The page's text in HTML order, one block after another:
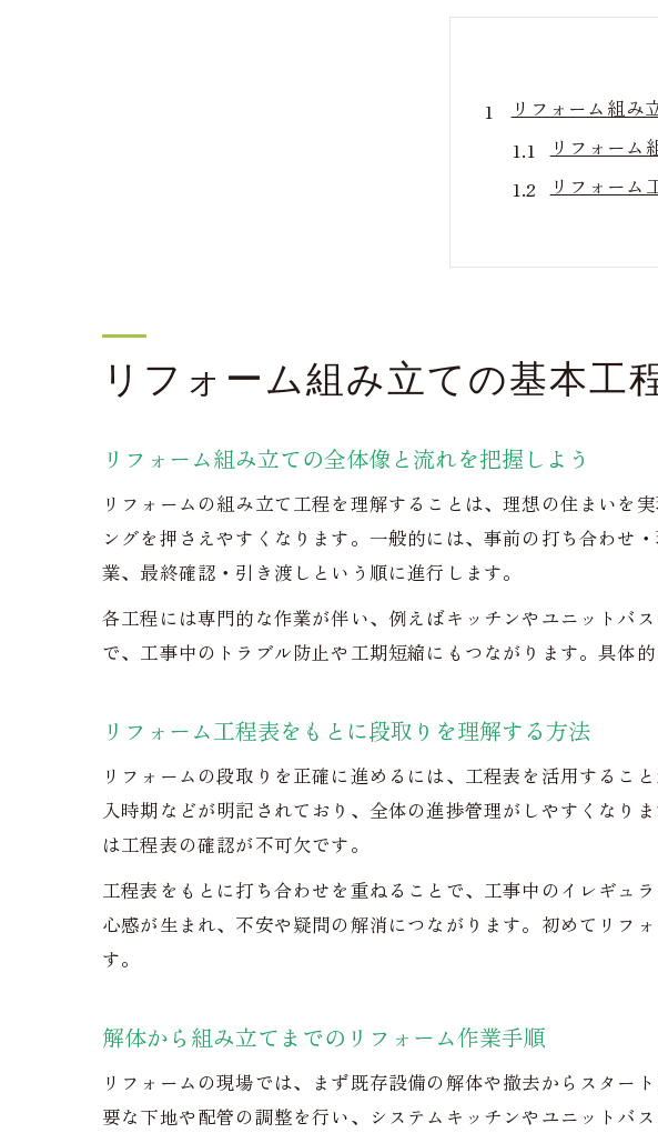
リフォーム組み
リフォーム
リフォーム
解体から
リノベーシ
キッチンリ
リフォーム
組み立て工
キッチンリ
リフォーム
組み立てリ
施工スケジ
部屋数を増
ユニットバスの
リフォーム
組み立て説
増築リフォーム
増築リフォ
おしゃれな
リフォーム組み立ての基本工
リフォーム組み立ての全体像と流れを把握しよう
リフォームの組み立て工程を理解することは、理想の住まいを
ングを押さえやすくなります。一般的には、事前の打ち合わせ
業、最終確認・引き渡しという順に進行します。
各工程には専門的な作業が伴い、例えばキッチンやユニットバ
で、工事中のトラブル防止や工期短縮にもつながります。具体
リフォーム工程表をもとに段取りを理解する方法
リフォームの段取りを正確に進めるには、工程表を活用するこ
入時期などが明記されており、全体の進捗管理がしやすくなり
は工程表の確認が不可欠です。
工程表をもとに打ち合わせを重ねることで、工事中のイレギュ
心感が生まれ、不安や疑問の解消につながります。初めてリフ
す。
解体から組み立てまでのリフォーム作業手順
リフォームの現場では、まず既存設備の解体や撤去からスター
要な下地や配管の調整を行い、システムキッチンやユニットバ